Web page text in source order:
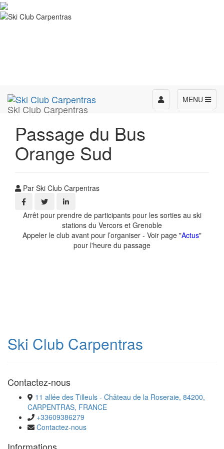
Ski Club Carpentras
MENU
Toggle
navigation
Passage du Bus
Orange Sud
Par Ski Club Carpentras
Arrêt pour prendre de participants pour les sorties au ski
stations du Vercors et Grenoble
Appeler le club avant pour l’organiser - Voir page "Actus"
pour l'heure du passage
Ski Club Carpentras
Contactez-nous
11 allée des Tilleuls - Château de la Roseraie, 84200,
CARPENTRAS, FRANCE
+33609386279
Contactez-nous